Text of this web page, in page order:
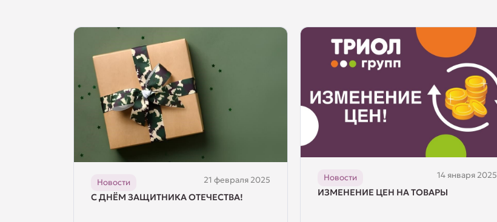
Новости 21 февраля 2025
С ДНЁМ ЗАЩИТНИКА ОТЕЧЕСТВА!
Новости 14 января 2025
ИЗМЕНЕНИЕ ЦЕН НА ТОВАРЫ